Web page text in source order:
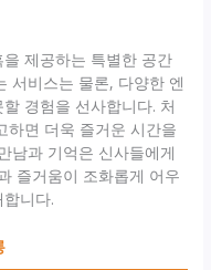
제공하는 특별한 공간
서비스는 물론, 다양한 엔
경험을 선사합니다. 처
하면 더욱 즐거운 시간을
남과 기억은 신사들에게
즐거움이 조화롭게 어우
니다.